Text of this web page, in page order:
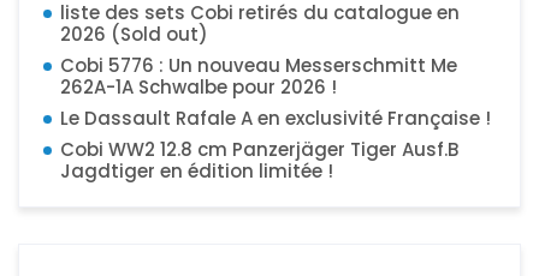
liste des sets Cobi retirés du catalogue en
2026 (Sold out)
Cobi 5776 : Un nouveau Messerschmitt Me
262A-1A Schwalbe pour 2026 !
Le Dassault Rafale A en exclusivité Française !
Cobi WW2 12.8 cm Panzerjäger Tiger Ausf.B
Jagdtiger en édition limitée !